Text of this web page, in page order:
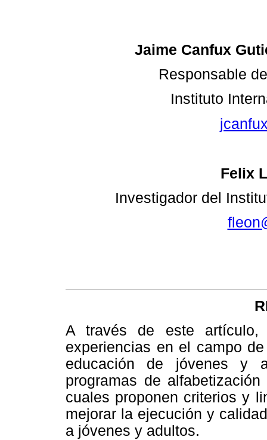
Jaime Canfux
Responsable
Instituto
Felix
Investigador del
A través de este artículo,
experiencias en el campo
educación de jóvenes y
programas de
cuales proponen criterios y
mejorar la ejecución y
a jóvenes y adultos.